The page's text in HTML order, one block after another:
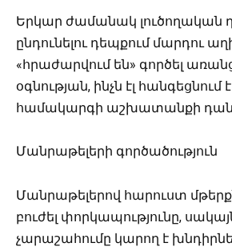
Երկար ժամանակ լուծողական
ընդունելու դեպքում մարդու
«հրաժարվում են» գործել
օգնության, ինչն էլ
համակարգի աշխատանքի
Մանրաթելերի գործածություն
Մանրաթելերով հարուստ
բուժել փորկապությունը,
չարաշահումը կարող է